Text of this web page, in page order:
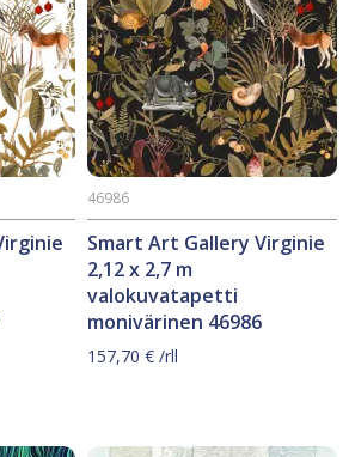
Smart Art Gallery Virginie
2,12 x 2,7 m
valokuvatapetti
monivärinen 46986
46986
157,70 € /rll